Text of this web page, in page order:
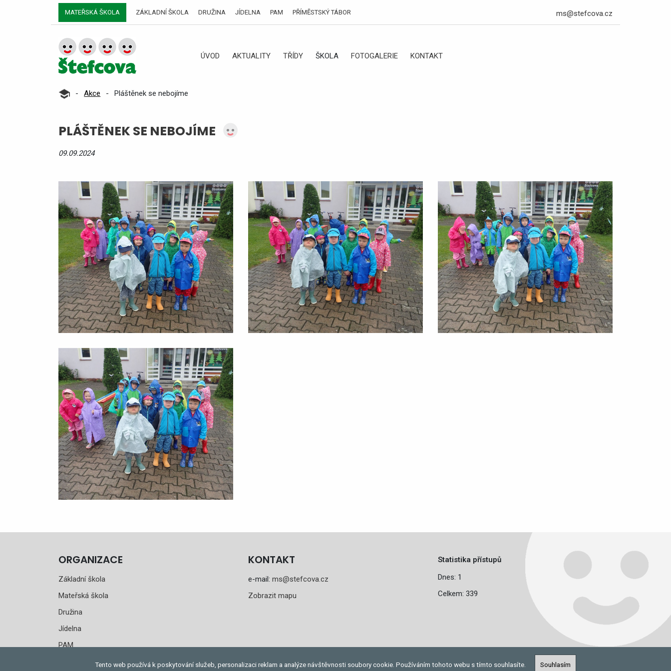
MATEŘSKÁ ŠKOLA ZÁKLADNÍ ŠKOLA DRUŽINA JÍDELNA PAM PŘÍMĚSTSKÝ TÁBOR ms@stefcova.cz
ÚVOD AKTUALITY TŘÍDY ŠKOLA FOTOGALERIE KONTAKT
- Akce - Pláštěnek se nebojíme
PLÁŠTĚNEK SE NEBOJÍME
09.09.2024
ORGANIZACE
Základní škola
Mateřská škola
Družina
Jídelna
PAM
KONTAKT
e-mail: ms@stefcova.cz
Zobrazit mapu
Statistika přístupů
Dnes: 1
Celkem: 339
Tento web používá k poskytování služeb, personalizaci reklam a analýze návštěvnosti soubory cookie. Používáním tohoto webu s tímto souhlasíte. Souhlasím